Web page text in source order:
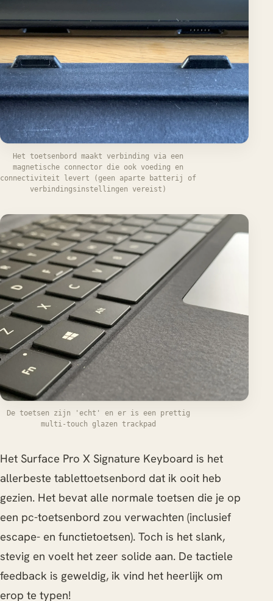
Het toetsenbord maakt verbinding via een
magnetische connector die ook voeding en
connectiviteit levert (geen aparte batterij of
verbindingsinstellingen vereist)
De toetsen zijn 'echt' en er is een prettig
multi-touch glazen trackpad
Het Surface Pro X Signature Keyboard is het
allerbeste tablettoetsenbord dat ik ooit heb
gezien. Het bevat alle normale toetsen die je op
een pc-toetsenbord zou verwachten (inclusief
escape- en functietoetsen). Toch is het slank,
stevig en voelt het zeer solide aan. De tactiele
feedback is geweldig, ik vind het heerlijk om
erop te typen!